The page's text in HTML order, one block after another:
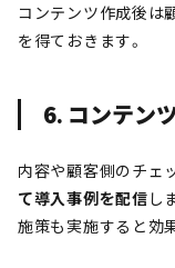
コンテンツ作成後は
を得ておきます。
6. コンテン
内容や顧客側のチェ
て導入事例を配信 し
施策も実施すると効